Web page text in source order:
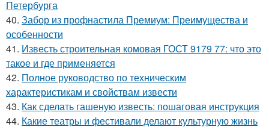
Петербурга
40. Забор из профнастила Премиум: Преимущества и
особенности
41. Известь строительная комовая ГОСТ 9179 77: что это
такое и где применяется
42. Полное руководство по техническим
характеристикам и свойствам извести
43. Как сделать гашеную известь: пошаговая инструкция
44. Какие театры и фестивали делают культурную жизнь